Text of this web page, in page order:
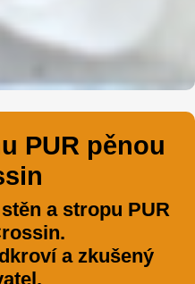
PUR pěnou
a stropu PUR
a zkušený